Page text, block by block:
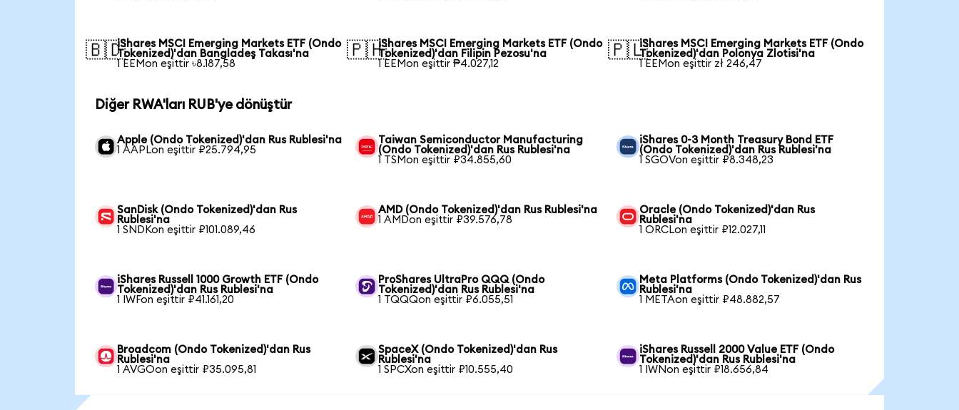
🇧🇩iShares MSCI Emerging Markets ETF (Ondo
Tokenized)'dan Bangladeş Takası'na
1 EEMon eşittir ৳8.187,58
🇵🇭iShares MSCI Emerging Markets ETF (Ondo
Tokenized)'dan Filipin Pezosu'na
1 EEMon eşittir ₱4.027,12
🇵🇱iShares MSCI Emerging Markets ETF (Ondo
Tokenized)'dan Polonya Zlotisi'na
1 EEMon eşittir zł 246,47
Diğer RWA'ları RUB'ye dönüştür
Apple (Ondo Tokenized)'dan Rus Rublesi'na
1 AAPLon eşittir ₽25.794,95
Taiwan Semiconductor Manufacturing
(Ondo Tokenized)'dan Rus Rublesi'na
1 TSMon eşittir ₽34.855,60
iShares 0-3 Month Treasury Bond ETF
(Ondo Tokenized)'dan Rus Rublesi'na
1 SGOVon eşittir ₽8.348,23
SanDisk (Ondo Tokenized)'dan Rus
Rublesi'na
1 SNDKon eşittir ₽101.089,46
AMD (Ondo Tokenized)'dan Rus Rublesi'na
1 AMDon eşittir ₽39.576,78
Oracle (Ondo Tokenized)'dan Rus
Rublesi'na
1 ORCLon eşittir ₽12.027,11
iShares Russell 1000 Growth ETF (Ondo
Tokenized)'dan Rus Rublesi'na
1 IWFon eşittir ₽41.161,20
ProShares UltraPro QQQ (Ondo
Tokenized)'dan Rus Rublesi'na
1 TQQQon eşittir ₽6.055,51
Meta Platforms (Ondo Tokenized)'dan Rus
Rublesi'na
1 METAon eşittir ₽48.882,57
Broadcom (Ondo Tokenized)'dan Rus
Rublesi'na
1 AVGOon eşittir ₽35.095,81
SpaceX (Ondo Tokenized)'dan Rus
Rublesi'na
1 SPCXon eşittir ₽10.555,40
iShares Russell 2000 Value ETF (Ondo
Tokenized)'dan Rus Rublesi'na
1 IWNon eşittir ₽18.656,84